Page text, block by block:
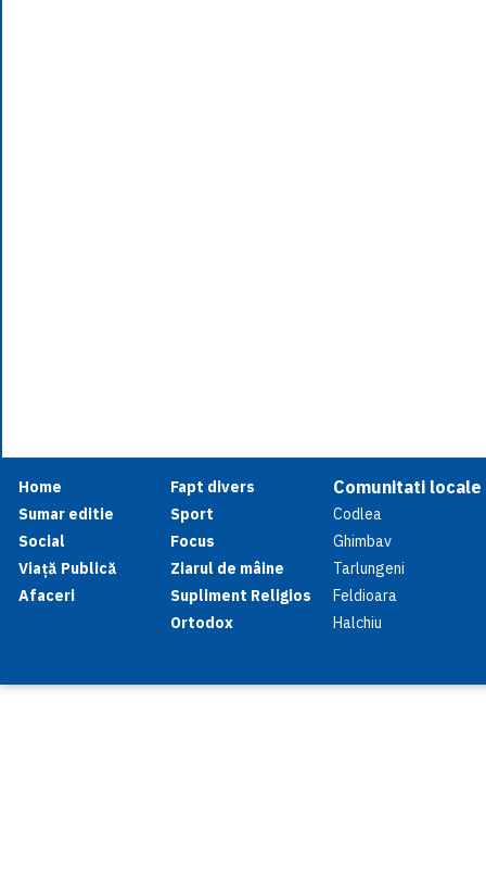
Home
Sumar editie
Social
Viață Publică
Afaceri
Fapt divers
Sport
Focus
Ziarul de mâine
Supliment Religios
Ortodox
Comunitati locale
Codlea
Ghimbav
Tarlungeni
Feldioara
Halchiu